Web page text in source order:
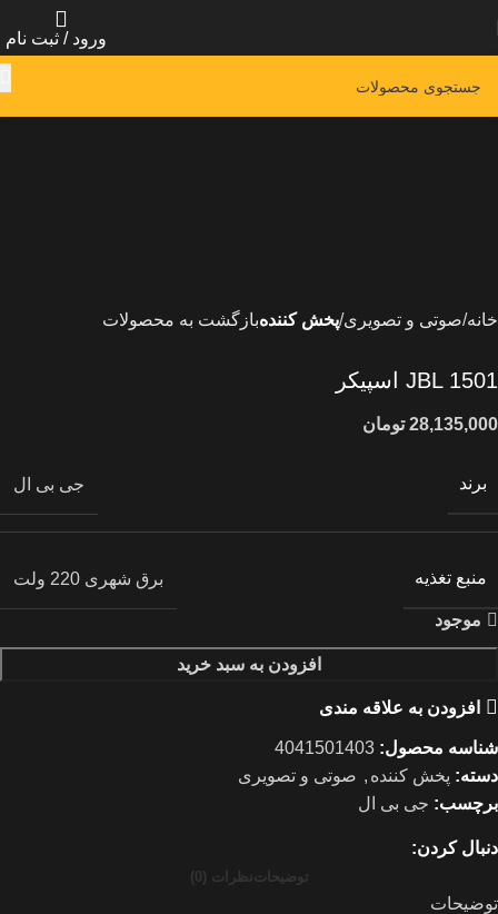
ورود / ثبت نام
خانه صوتی و تصویری پخش کنندهبازگشت به محصولات
JBL 1501 اسپیکر
تومان
برند جی بی ال
منبع تغذیه برق شهری 220 ولت
موجود
افزودن به سبد خرید
افزودن به علاقه مندی
شناسه محصول: 4041501403
دسته: پخش کننده , صوتی و تصویری
برچسب: جی بی ال
دنبال کردن:
توضیحاتنظرات (0)
توضیحات